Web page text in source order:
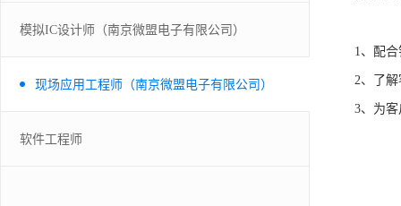
模拟IC设计师（南京微盟电子有限公司）
现场应用工程师（南京微盟电子有限公司）
软件工程师
1、配
2、了
3、为